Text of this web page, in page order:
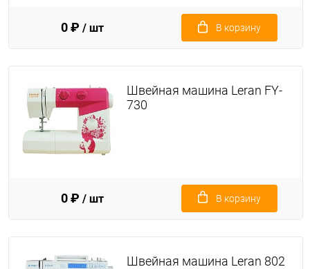
0 ₽ / шт В корзину
Швейная машина Leran FY-
730
0 ₽ / шт В корзину
Швейная машина Leran 802